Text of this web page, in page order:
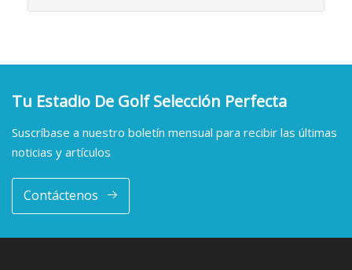
Tu Estadio De Golf Selección Perfecta
Suscríbase a nuestro boletín mensual para recibir las últimas
noticias y artículos
Contáctenos